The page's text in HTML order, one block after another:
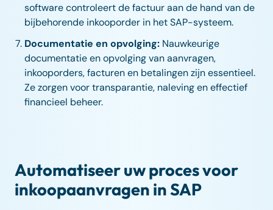
software controleert de factuur aan de hand van de
bijbehorende inkooporder in het SAP-systeem.
Documentatie en opvolging: Nauwkeurige
documentatie en opvolging van aanvragen,
inkooporders, facturen en betalingen zijn essentieel.
Ze zorgen voor transparantie, naleving en effectief
financieel beheer.
Automatiseer uw proces voor
inkoopaanvragen in SAP